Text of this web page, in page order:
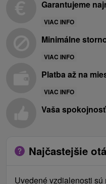
Garantujeme
VIAC INFO
Minimálne
VIAC INFO
Platba až na
VIAC INFO
Vaša
Najčastejšie
Uvedené vzdialenosti